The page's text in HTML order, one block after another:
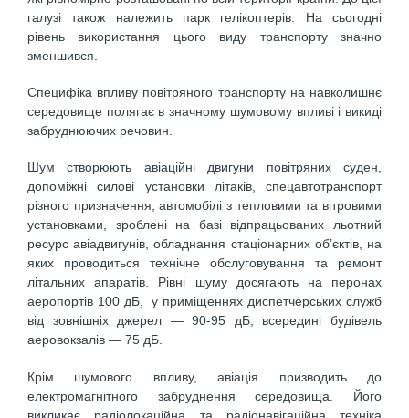
галузі також належить парк гелікоптерів. На сьогодні
рівень використання цього виду транспорту значно
зменшився.
Специфіка впливу повітряного транспорту на навколишнє
середовище полягає в значному шумовому впливі і викиді
забруднюючих речовин.
Шум створюють авіаційні двигуни повітряних суден,
допоміжні силові установки літаків, спецавтотранспорт
різного призначення, автомобілі з тепловими та вітровими
установками, зроблені на базі відпрацьованих льотний
ресурс авіадвигунів, обладнання стаціонарних об’єктів, на
яких проводиться технічне обслуговування та ремонт
літальних апаратів. Рівні шуму досягають на перонах
аеропортів 100 дБ, у приміщеннях диспетчерських служб
від зовнішніх джерел — 90-95 дБ, всередині будівель
аеровокзалів — 75 дБ.
Крім шумового впливу, авіація призводить до
електромагнітного забруднення середовища. Його
викликає радіолокаційна та радіонавігаційна техніка